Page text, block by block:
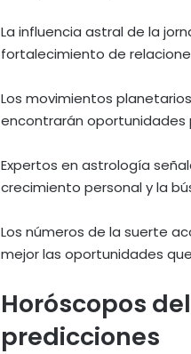
La influencia astral de la
fortalecimiento de
Los movimientos
encontrarán oportunidades
Expertos en astrología
crecimiento personal y la
Los números de la suerte
mejor las oportunidades
Horóscopos
predicciones